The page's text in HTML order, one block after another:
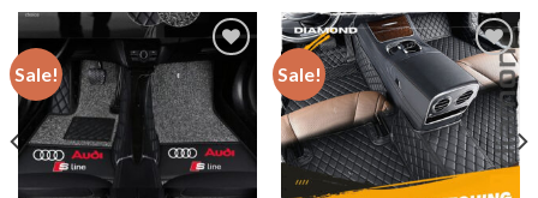
Sale!
Add to
wishlist
Sale!
Add to
wishlist